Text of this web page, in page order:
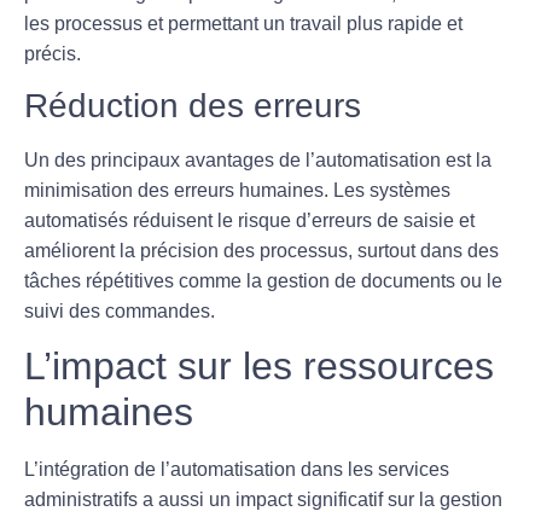
les processus et permettant un travail plus rapide et
précis.
Réduction des erreurs
Un des principaux avantages de l’automatisation est la
minimisation des erreurs humaines. Les systèmes
automatisés réduisent le risque d’erreurs de saisie et
améliorent la précision des processus, surtout dans des
tâches répétitives comme la gestion de documents ou le
suivi des commandes.
L’impact sur les ressources
humaines
L’intégration de l’automatisation dans les services
administratifs a aussi un impact significatif sur la gestion